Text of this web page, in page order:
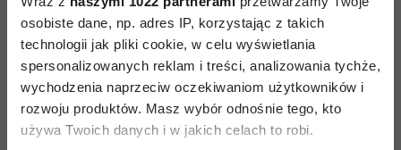
osobiste dane, np. adres IP, korzystając z takich
technologii jak pliki cookie, w celu wyświetlania
spersonalizowanych reklam i treści, analizowania tychże,
wychodzenia naprzeciw oczekiwaniom użytkowników i
rozwoju produktów. Masz wybór odnośnie tego, kto
używa Twoich danych i w jakich celach to robi.
AUTOPROMOCJA